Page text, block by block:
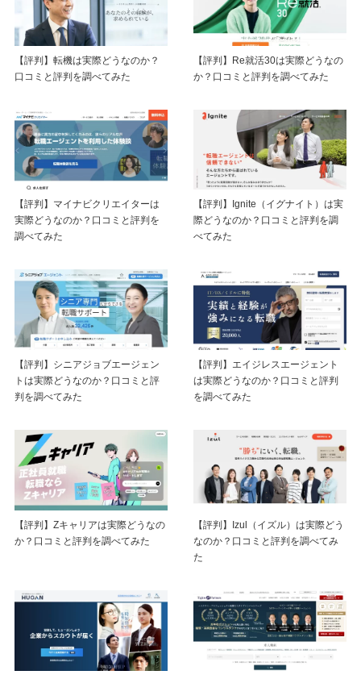
【評判】転機は実際どうなのか？
口コミと評判を調べてみた
【評判】Re就活30は実際どうなの
か？口コミと評判を調べてみた
【評判】マイナビクリエイターは
実際どうなのか？口コミと評判を
調べてみた
【評判】Ignite（イグナイト）は実
際どうなのか？口コミと評判を調
べてみた
【評判】シニアジョブエージェン
トは実際どうなのか？口コミと評
判を調べてみた
【評判】エイジレスエージェント
は実際どうなのか？口コミと評判
を調べてみた
【評判】Zキャリアは実際どうなの
か？口コミと評判を調べてみた
【評判】Izul（イズル）は実際どう
なのか？口コミと評判を調べてみ
た